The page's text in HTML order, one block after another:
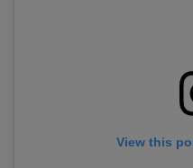
View this